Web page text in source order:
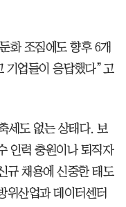
화 조짐에도 향후 6개
기업들이 응답했다”고
세도 없는 상태다. 보
인력 충원이나 퇴직자
규 채용에 신중한 태도
위산업과 데이터센터